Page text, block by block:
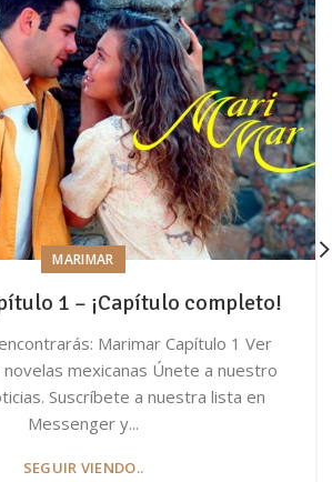
MARIMAR
1 – ¡Capítulo completo!
Marimar Capítulo 1 Ver
mexicanas Únete a nuestro
Suscríbete a nuestra lista en
Messenger y...
SEGUIR VIENDO..